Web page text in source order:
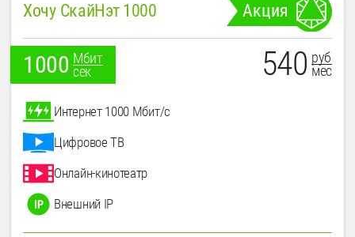
Хочу СкайНэт 1000 Акция
1000 Мбит
сек
540 руб
мес
Интернет 1000 Мбит/с
Цифровое ТВ
Онлайн-кинотеатр
Внешний IP